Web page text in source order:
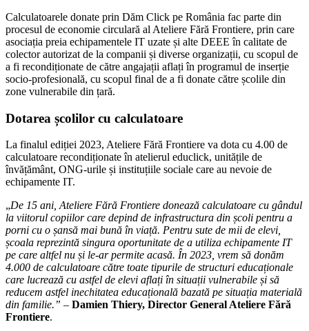
Calculatoarele donate prin Dăm Click pe România fac parte din
procesul de economie circulară al Ateliere Fără Frontiere, prin care
asociația preia echipamentele IT uzate și alte DEEE în calitate de
colector autorizat de la companii și diverse organizații, cu scopul de
a fi recondiționate de către angajații aflați în programul de inserție
socio-profesională, cu scopul final de a fi donate către școlile din
zone vulnerabile din țară.
Dotarea școlilor cu calculatoare
La finalul ediției 2023, Ateliere Fără Frontiere va dota cu 4.00 de
calculatoare recondiționate în atelierul educlick, unitățile de
învățământ, ONG-urile și instituțiile sociale care au nevoie de
echipamente IT.
„De 15 ani, Ateliere Fără Frontiere donează calculatoare cu gândul
la viitorul copiilor care depind de infrastructura din școli pentru a
porni cu o șansă mai bună în viață. Pentru sute de mii de elevi,
școala reprezintă singura oportunitate de a utiliza echipamente IT
pe care altfel nu și le-ar permite acasă. În 2023, vrem să donăm
4.000 de calculatoare către toate tipurile de structuri educaționale
care lucrează cu astfel de elevi aflați în situații vulnerabile și să
reducem astfel inechitatea educațională bazată pe situația materială
din familie.” – Damien Thiery, Director General Ateliere Fără
Frontiere.